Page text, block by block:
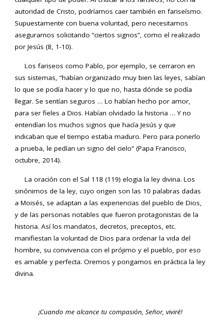
autoridad de Cristo, podríamos caer también en fariseísmo.
Supuestamente con buena voluntad, pero necesitamos
asegurarnos solicitando “ciertos signos”, como el realizado
por Jesús (8, 1-10).
Los fariseos como Pablo, por ejemplo, se cerraron en
sus sistemas, “habían organizado muy bien las leyes, sabían
lo que se podía hacer y lo que no, hasta dónde se podía
llegar. Se sentían seguros … Lo habían hecho por amor,
para ser fieles a Dios. Habían olvidado la historia … Y no
entendían los muchos signos que hacía Jesús y que
indicaban que el tiempo estaba maduro. Pero para ponerlo
a prueba, le pedían un signo del cielo” (Papa Francisco,
octubre, 2014).
La oración con el Sal 118 (119) elogia la ley divina. Los
sinónimos de la ley, cuyo origen son las 10 palabras dadas
a Moisés, se adaptan a las experiencias del pueblo de Dios,
y de las personas notables que fueron protagonistas de la
historia. Así los mandatos, decretos, preceptos, etc.
manifiestan la voluntad de Dios para ordenar la vida del
hombre, su convivencia con el prójimo y el pueblo, por eso
es amable y perfecta. Oremos y pongamos en práctica la ley
divina.
¡Cuando me alcance tu compasión, Señor, viviré!